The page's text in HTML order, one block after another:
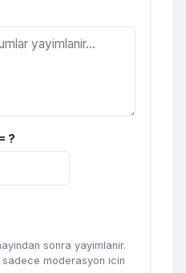
?
sonra yayimlanir.
moderasyon icin